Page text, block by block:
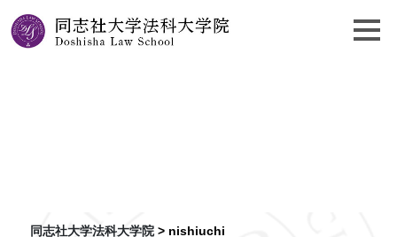
同志社大学法科大学院> nishiuchi